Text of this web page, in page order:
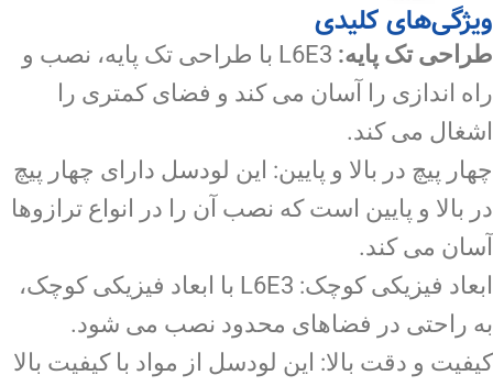
ویژگی‌های کلیدی
طراحی تک پایه:
L6E3 با طراحی تک پایه، نصب و
راه اندازی را آسان می کند و فضای کمتری را
اشغال می کند.
چهار پیچ در بالا و پایین: این لودسل دارای چهار پیچ
در بالا و پایین است که نصب آن را در انواع ترازوها
آسان می کند.
ابعاد فیزیکی کوچک: L6E3 با ابعاد فیزیکی کوچک،
به راحتی در فضاهای محدود نصب می شود.
کیفیت و دقت بالا: این لودسل از مواد با کیفیت بالا